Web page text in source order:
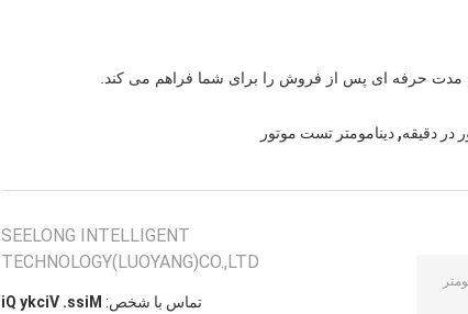
مدت حرفه ای پس از فروش را برای شما فراهم می کند.
, دینامومتر تست موتور
SEELONG INTELLIGENT
TECHNOLOGY(LUOYANG)CO.,LTD
تماس با شخص: Miss. Vicky Qi